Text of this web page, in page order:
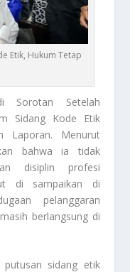
Etik, Hukum Tetap
Sorotan Setelah
Sidang Kode Etik
Laporan. Menurut
bahwa ia tidak
disiplin profesi
di sampaikan di
pelanggaran
berlangsung di
putusan sidang etik